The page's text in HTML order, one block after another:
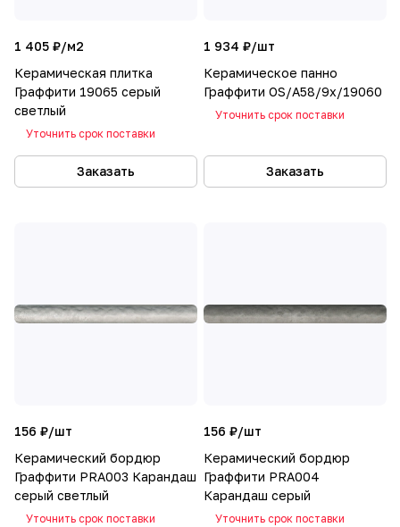
1 405 ₽/м2
Керамическая плитка
Граффити 19065 серый
светлый
Уточнить срок поставки
Заказать
1 934 ₽/шт
Керамическое панно
Граффити OS/A58/9x/19060
Уточнить срок поставки
Заказать
156 ₽/шт
Керамический бордюр
Граффити PRA003 Карандаш
серый светлый
Уточнить срок поставки
156 ₽/шт
Керамический бордюр
Граффити PRA004
Карандаш серый
Уточнить срок поставки